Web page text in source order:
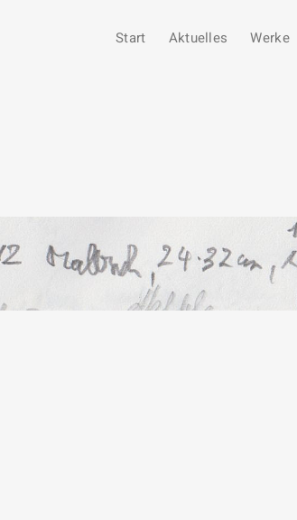
Start Aktuelles Werke